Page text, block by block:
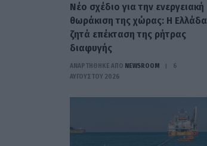
Νέο σχέδιο για την ενεργειακή
θωράκιση της χώρας: Η Ελλάδα
ζητά επέκταση της ρήτρας
διαφυγής
ΑΝΑΡΤΗΘΗΚΕ ΑΠΟ NEWSROOM
6
ΑΥΓΟΎΣΤΟΥ 2026